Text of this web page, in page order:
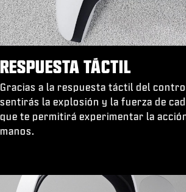
RESPUESTA TÁCTIL
Gracias a la respuesta táctil del
sentirás la explosión y la fuerza de
que te permitirá experimentar la
manos.